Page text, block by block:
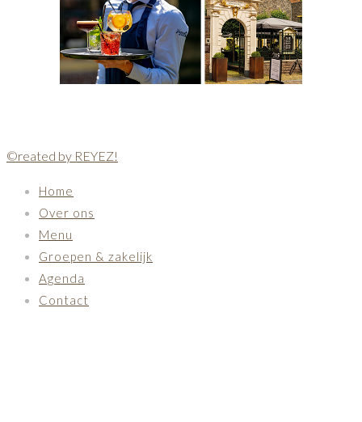
©reated by REYEZ!
Home
Over ons
Menu
Groepen & zakelijk
Agenda
Contact